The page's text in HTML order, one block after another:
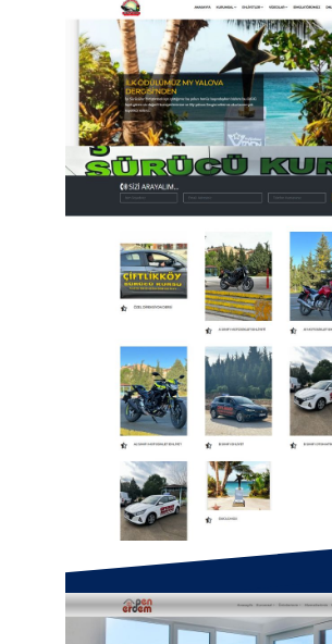
Odası
Çiftlikköy Sürücü